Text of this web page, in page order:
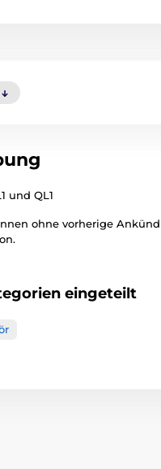
und QL1
ohne vorherige
eingeteilt